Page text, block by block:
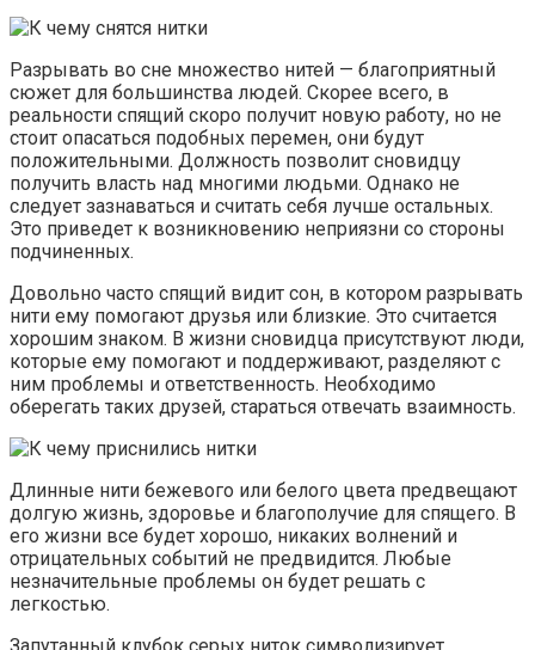
Разрывать во сне множество нитей — благоприятный
сюжет для большинства людей. Скорее всего, в
реальности спящий скоро получит новую работу, но не
стоит опасаться подобных перемен, они будут
положительными. Должность позволит сновидцу
получить власть над многими людьми. Однако не
следует зазнаваться и считать себя лучше остальных.
Это приведет к возникновению неприязни со стороны
подчиненных.
Довольно часто спящий видит сон, в котором разрывать
нити ему помогают друзья или близкие. Это считается
хорошим знаком. В жизни сновидца присутствуют люди,
которые ему помогают и поддерживают, разделяют с
ним проблемы и ответственность. Необходимо
оберегать таких друзей, стараться отвечать взаимность.
Длинные нити бежевого или белого цвета предвещают
долгую жизнь, здоровье и благополучие для спящего. В
его жизни все будет хорошо, никаких волнений и
отрицательных событий не предвидится. Любые
незначительные проблемы он будет решать с
легкостью.